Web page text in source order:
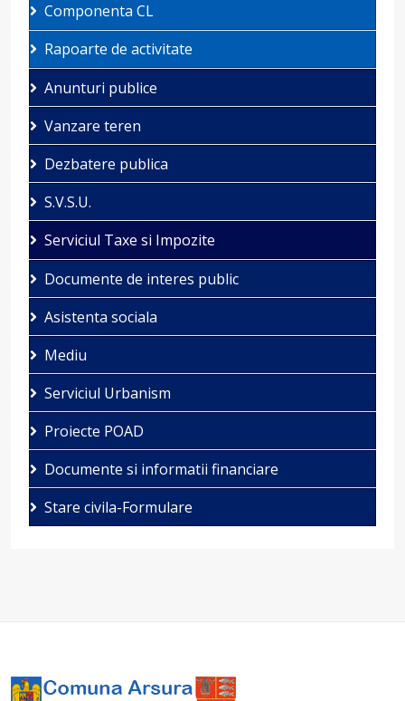
Componenta CL
Rapoarte de activitate
Anunturi publice
Vanzare teren
Dezbatere publica
S.V.S.U.
Serviciul Taxe si Impozite
Documente de interes public
Asistenta sociala
Mediu
Serviciul Urbanism
Proiecte POAD
Documente si informatii financiare
Stare civila-Formulare